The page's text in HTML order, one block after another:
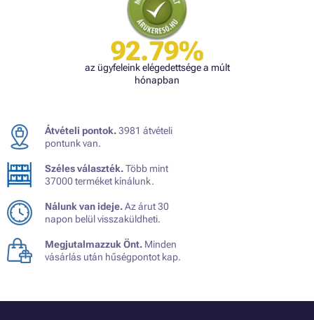
92.79%
az ügyfeleink elégedettsége a múlt
hónapban
Átvételi pontok.3981 átvételi
pontunk van.
Széles választék.Több mint
37000 terméket kínálunk.
Nálunk van ideje.Az árut 30
napon belül visszaküldheti.
Megjutalmazzuk Önt. Minden
vásárlás után hűségpontot kap.